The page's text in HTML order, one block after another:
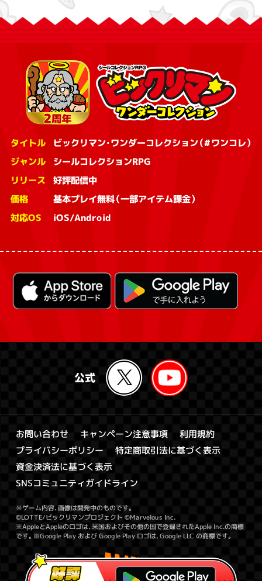
タイトル ビックリマン・ワンダーコレクション（#ワンコレ）
ジャンル シールコレクションRPG
リリース 好評配信中
価格 基本プレイ無料（一部アイテム課金）
対応OS iOS/Android
お問い合わせ キャンペーン注意事項 利用規約
プライバシーポリシー 特定商取引法に基づく表示
資金決済法に基づく表示
SNSコミュニティガイドライン
※ゲーム内容、画像は開発中のものです。
©LOTTE/ビックリマンプロジェクト ©Marvelous Inc.
※AppleとAppleのロゴは、米国およびその他の国で登録されたApple Inc.の商標
です。※Google Play および Google Play ロゴは、Google LLC の商標です。